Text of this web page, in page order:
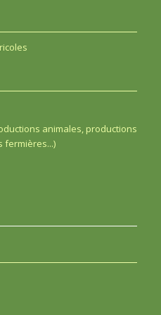
animales, productions
fermières...)